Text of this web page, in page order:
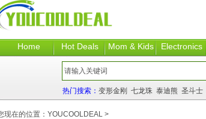
Home Hot Deals Mom & Kids Electronics
热门搜索： 变形金刚 七龙珠 泰迪熊 圣斗士
现在的位置： YOUCOOLDEAL >